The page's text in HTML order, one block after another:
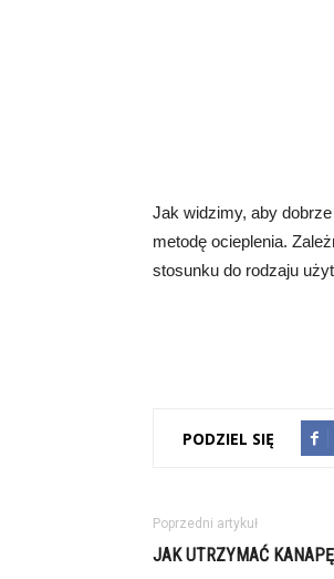
Jak widzimy, aby
metodę ocieplenia.
stosunku do rodzaju
PODZIEL SIĘ
Poprzedni artykuł
JAK UTRZYMAĆ